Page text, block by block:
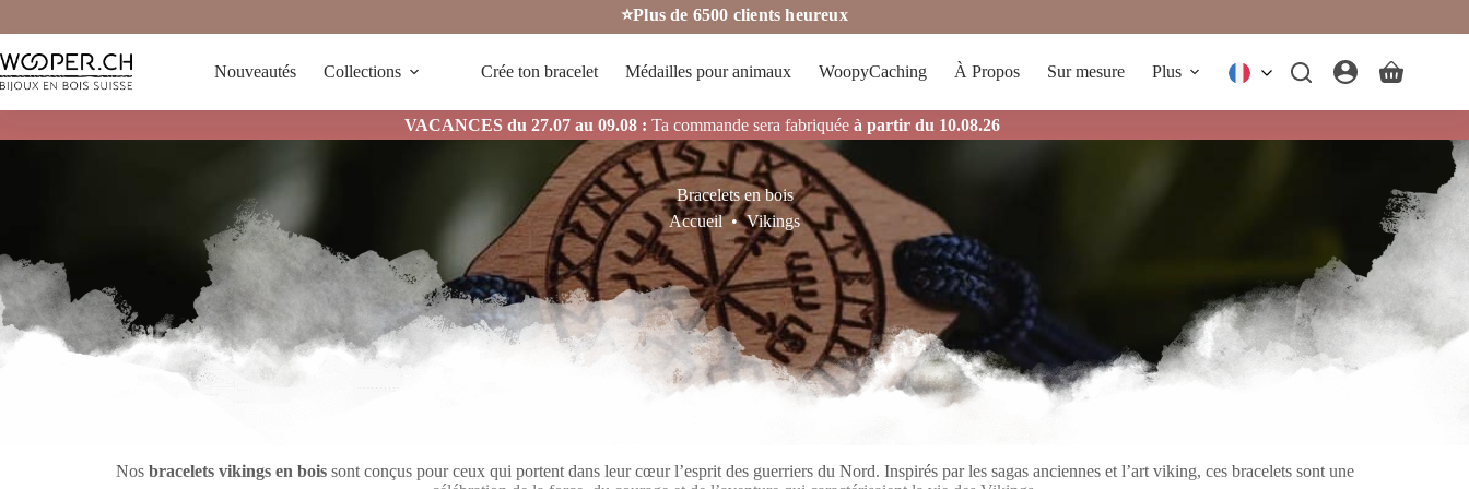
⭐Plus de 6500 clients heureux
Nouveautés Collections Crée ton bracelet Médailles pour animaux WoopyCaching À Propos Sur mesure Plus
Panier
VACANCES du 27.07 au 09.08 : Ta commande sera fabriquée à partir du 10.08.26
Bracelets en bois
Accueil•Vikings
Nos bracelets vikings en boissont conçus pour ceux qui portent dans leur cœur l’esprit des guerriers du Nord. Inspirés par les sagas anciennes et l’art viking, ces bracelets sont une